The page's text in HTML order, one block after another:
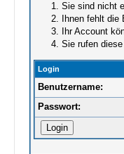
Sie sind nicht
Ihnen fehlt
Ihr Account
Sie rufen
Login
Benutzername:
Passwort: